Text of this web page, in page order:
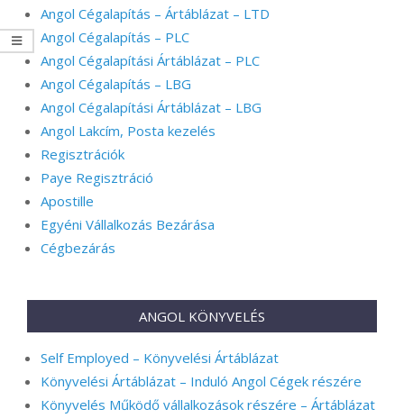
Angol Cégalapítás – Ártáblázat – LTD
Angol Cégalapítás – PLC
Angol Cégalapítási Ártáblázat – PLC
Angol Cégalapítás – LBG
Angol Cégalapítási Ártáblázat – LBG
Angol Lakcím, Posta kezelés
Regisztrációk
Paye Regisztráció
Apostille
Egyéni Vállalkozás Bezárása
Cégbezárás
ANGOL KÖNYVELÉS
Self Employed – Könyvelési Ártáblázat
Könyvelési Ártáblázat – Induló Angol Cégek részére
Könyvelés Működő vállalkozások részére – Ártáblázat